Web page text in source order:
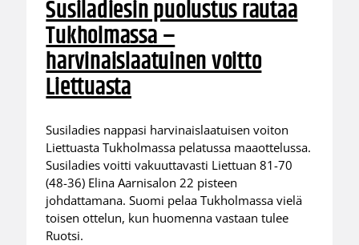
Susiladiesin puolustus rautaa
Tukholmassa –
harvinaislaatuinen voitto
Liettuasta
Susiladies nappasi harvinaislaatuisen voiton
Liettuasta Tukholmassa pelatussa maaottelussa.
Susiladies voitti vakuuttavasti Liettuan 81-70
(48-36) Elina Aarnisalon 22 pisteen
johdattamana. Suomi pelaa Tukholmassa vielä
toisen ottelun, kun huomenna vastaan tulee
Ruotsi.